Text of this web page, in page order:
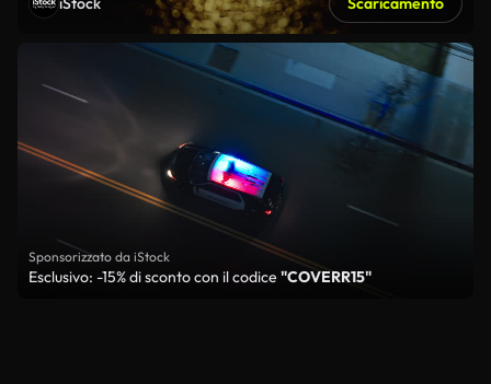
Sponsorizzato da iStock
Esclusivo: -15% di sconto con il codice "COVERR15"